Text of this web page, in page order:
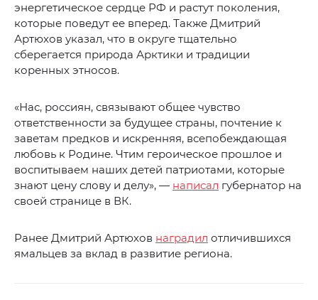
энергетическое сердце РФ и растут поколения,
которые поведут ее вперед. Также Дмитрий
Артюхов указал, что в округе тщательно
сберегается природа Арктики и традиции
коренных этносов.
«Нас, россиян, связывают общее чувство
ответственности за будущее страны, почтение к
заветам предков и искренняя, всепобеждающая
любовь к Родине. Чтим героическое прошлое и
воспитываем наших детей патриотами, которые
знают цену слову и делу», — написал губернатор на
своей странице в ВК.
Ранее Дмитрий Артюхов наградил отличившихся
ямальцев за вклад в развитие региона.